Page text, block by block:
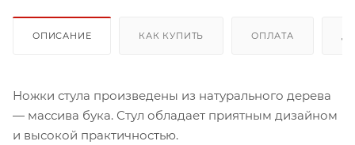
ОПИСАНИЕ КАК КУПИТЬ ОПЛАТА
Ножки стула произведены из натурального дерева
— массива бука. Стул обладает приятным дизайном
и высокой практичностью.